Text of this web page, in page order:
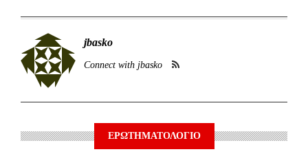
jbasko
Connect with jbasko
ΕΡΩΤΗΜΑΤΟΛΟΓΙΟ